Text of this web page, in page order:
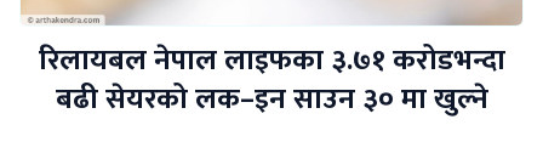
रिलायबल नेपाल लाइफका ३.७१ करोडभन्दा
बढी सेयरको लक–इन साउन ३० मा खुल्ने